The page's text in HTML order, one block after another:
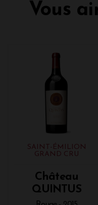
Vous
SAINT-ÉMILION
GRAND CRU
Château
QUINTUS